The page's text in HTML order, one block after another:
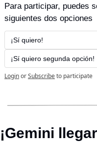
Para participar, puedes
siguientes dos opciones
¡Sí quiero!
¡Sí quiero segunda opción!
LoginorSubscribeto participate
¡Gemini